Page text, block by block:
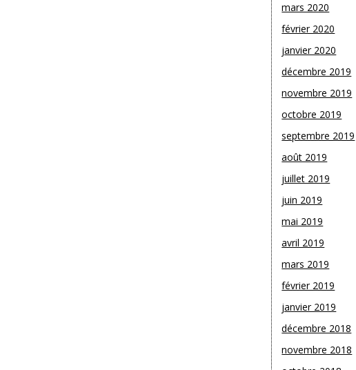
mars 2020
février 2020
janvier 2020
décembre 2019
novembre 2019
octobre 2019
septembre 2019
août 2019
juillet 2019
juin 2019
mai 2019
avril 2019
mars 2019
février 2019
janvier 2019
décembre 2018
novembre 2018